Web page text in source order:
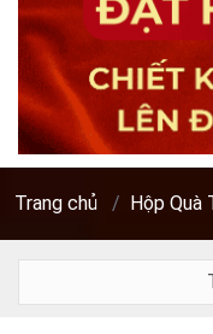
Trang chủ Hộp Quà